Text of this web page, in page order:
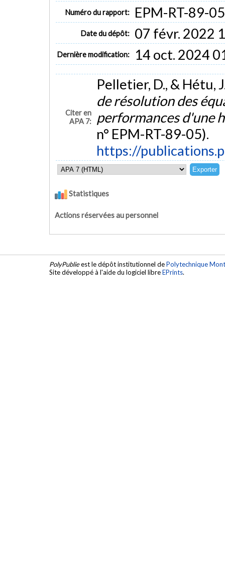
Numéro du rapport: EPM-RT-89-05
Date du dépôt: 07 févr. 2022
Dernière modification: 14 oct. 2024
Citer en
APA 7:
Pelletier, D., & Hétu,
de résolution des
performances d'une
n° EPM-RT-89-05).
https://
Statistiques
Actions réservées au personnel
PolyPublieest le dépôt institutionnel dePolytechnique
Site développé à l'aide du logiciel libreEPrints.